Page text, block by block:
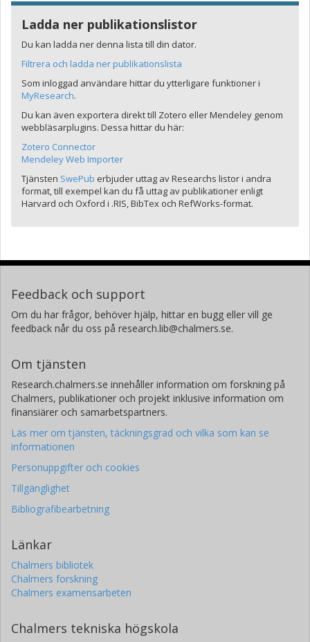
Ladda ner publikationslistor
Du kan ladda ner denna lista till din dator.
Filtrera och ladda ner publikationslista
Som inloggad användare hittar du ytterligare funktioner i
MyResearch.
Du kan även exportera direkt till Zotero eller Mendeley genom
webbläsarplugins. Dessa hittar du här:
Zotero Connector
Mendeley Web Importer
Tjänsten SwePub erbjuder uttag av Researchs listor i andra
format, till exempel kan du få uttag av publikationer enligt
Harvard och Oxford i .RIS, BibTex och RefWorks-format.
Feedback och support
Om du har frågor, behöver hjälp, hittar en bugg eller vill ge
feedback når du oss på research.lib@chalmers.se.
Om tjänsten
Research.chalmers.se innehåller information om forskning på
Chalmers, publikationer och projekt inklusive information om
finansiärer och samarbetspartners.
Läs mer om tjänsten, täckningsgrad och vilka som kan se
informationen
Personuppgifter och cookies
Tillgänglighet
Bibliografibearbetning
Länkar
Chalmers bibliotek
Chalmers forskning
Chalmers examensarbeten
Chalmers tekniska högskola